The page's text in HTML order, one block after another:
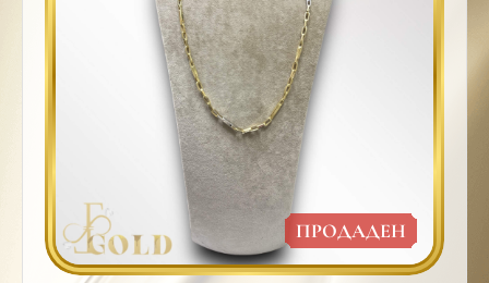
ПРОДАДЕН